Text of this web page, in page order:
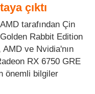
çıktı
tarafından Çin
Rabbit Edition
ve Nvidia'nın
RX 6750 GRE
önemli bilgiler